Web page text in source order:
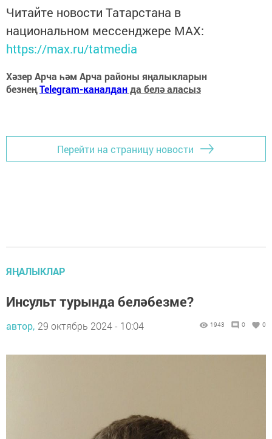
Читайте новости Татарстана в
национальном мессенджере MАХ:
https://max.ru/tatmedia
Хәзер Арча һәм Арча районы яңалыкларын
безнеңTelegram-каналданда белә аласыз
Перейти на страницу новости
ЯҢАЛЫКЛАР
Инсульт турында беләбезме?
автор, 29 октябрь 2024 - 10:04 1943 0 0